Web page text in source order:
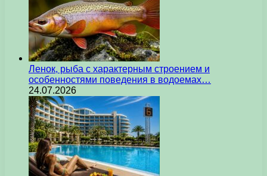
Ленок, рыба с характерным строением и
особенностями поведения в водоемах…
24.07.2026